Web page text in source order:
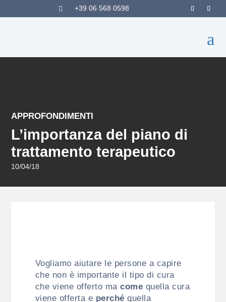
 +39 06 568 0598
a
APPROFONDIMENTI
L’importanza del piano di
trattamento terapeutico
10/04/18
Vogliamo aiutare le persone a capire
che non è importante il tipo di cura
che viene offerto macome quella cura
viene offerta e perchéquella